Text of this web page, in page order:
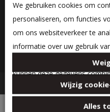
0
We gebruiken cookies om
personaliseren, om functies
om ons websiteverkeer te
informatie over uw gebruik
voor social media, adverteren
kunnen deze gegevens
die u aan ze heeft verstrekt
basis van uw gebruik van hun
Wijzig
Alles